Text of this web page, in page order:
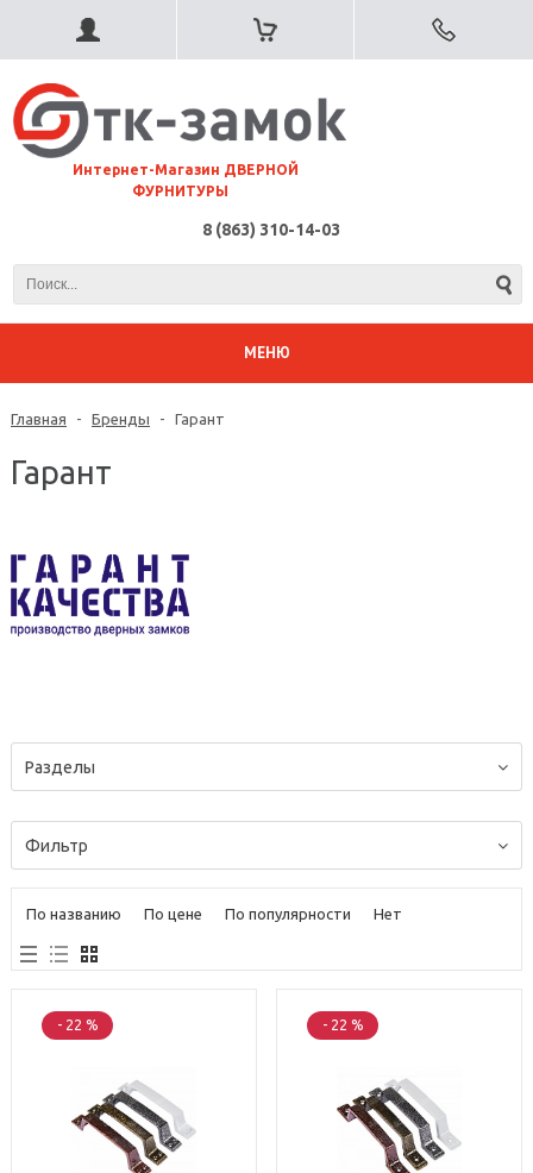
⠀Интернет-Магазин ДВЕРНОЙ
ФУРНИТУРЫ
8 (863) 310-14-03
МЕНЮ
Главная - Бренды - Гарант
Гарант
Разделы
Фильтр
По названию По цене По популярности Нет
- 22 % - 22 %